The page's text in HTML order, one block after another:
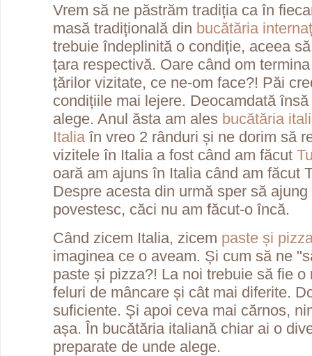
Vrem să ne păstrăm tradiția ca în
masă tradițională din bucătăria
trebuie îndeplinită o condiție, aceea
țara respectivă. Oare când om
țărilor vizitate, ce ne-om face?! Păi
condițiile mai lejere. Deocamdată
alege. Anul ăsta am ales bucătăria
Italia în vreo 2 rânduri și ne dorim să
vizitele în Italia a fost când am făcut
oară am ajuns în Italia când am făcut
Despre acesta din urmă sper să
povestesc, căci nu am făcut-o încă.
Când zicem Italia, zicem paste și
imaginea ce o aveam. Și cum să ne
paste și pizza?! La noi trebuie să fie
feluri de mâncare și cât mai diferite.
suficiente. Și apoi ceva mai cărnos,
așa. În bucătăria italiană chiar ai o
preparate de unde alege.